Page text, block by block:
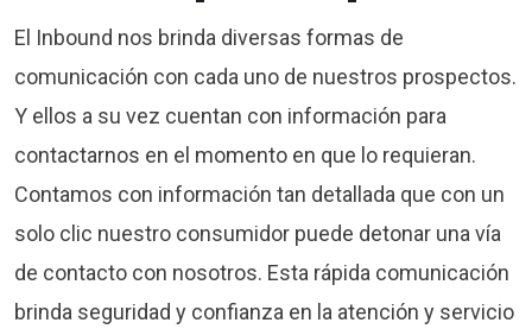
El Inbound nos brinda diversas formas de
comunicación con cada uno de nuestros prospectos.
Y ellos a su vez cuentan con información para
contactarnos en el momento en que lo requieran.
Contamos con información tan detallada que con un
solo clic nuestro consumidor puede detonar una vía
de contacto con nosotros. Esta rápida comunicación
brinda seguridad y confianza en la atención y servicio